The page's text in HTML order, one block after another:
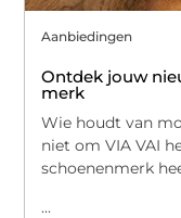
Aanbiedingen
Ontdek jouw
merk
Wie houdt van
niet om VIA VAI
schoenenmerk
...